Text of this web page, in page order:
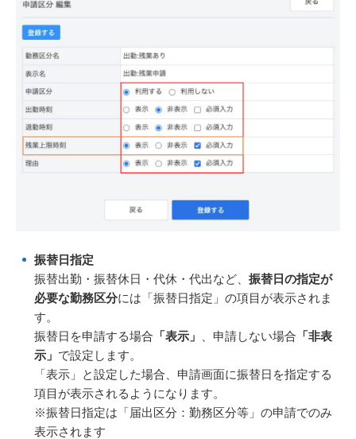
振替日指定
振替出勤・振替休日・代休・代出など、 振替日の指定が
必要な勤務区分には「振替日指定」の項目が表示されま
す。
振替日を申請する場合 「表示」 、申請しない場合 「非表
示」 で設定します。
「表示」と設定した場合、申請画面に振替日を指定する
項目が表示されるようになります。
※振替日指定は「届出区分：勤務区分等」の申請でのみ
表示されます